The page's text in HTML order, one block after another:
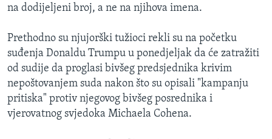
na dodijeljeni broj, a ne na njihova imena.
Prethodno su njujorški tužioci rekli su na početku
suđenja Donaldu Trumpu u ponedjeljak da će zatražiti
od sudije da proglasi bivšeg predsjednika krivim
nepoštovanjem suda nakon što su opisali "kampanju
pritiska" protiv njegovog bivšeg posrednika i
vjerovatnog svjedoka Michaela Cohena.